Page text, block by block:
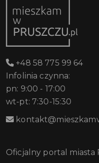
+48 58 775 99 64
Infolinia czynna:
pn: 9:00 - 17:00
wt-pt: 7:30-15:30
Oficjalny portal miasta